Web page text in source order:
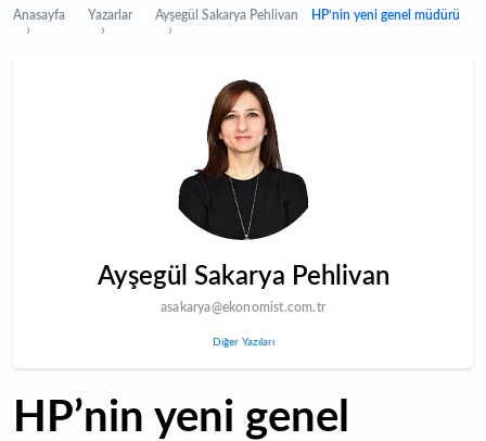
Anasayfa Yazarlar Ayşegül Sakarya Pehlivan HP’nin yeni genel müdürü
Ayşegül Sakarya Pehlivan
asakarya@ekonomist.com.tr
Diğer Yazıları
HP’nin yeni genel